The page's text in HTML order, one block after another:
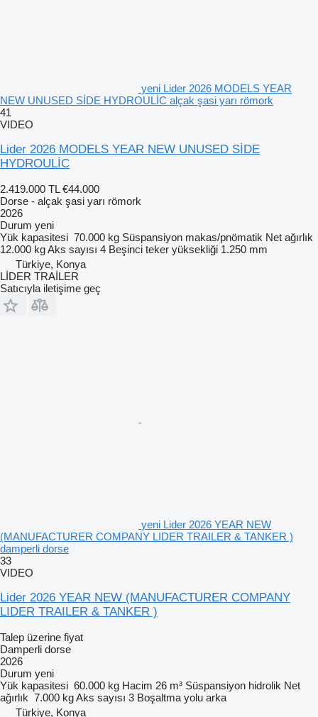
yeni Lider 2026 MODELS YEAR
NEW UNUSED SİDE HYDROULİC alçak şasi yarı römork
41
VIDEO
Lider 2026 MODELS YEAR NEW UNUSED SİDE
HYDROULİC
2.419.000 TL €44.000
Dorse - alçak şasi yarı römork
2026
Durum yeni
Yük kapasitesi 70.000 kg Süspansiyon makas/pnömatik Net ağırlık
12.000 kgAks sayısı 4 Beşinci teker yüksekliği 1.250 mm
Türkiye, Konya
LİDER TRAİLER
Satıcıyla iletişime geç
yeni Lider 2026 YEAR NEW
(MANUFACTURER COMPANY LIDER TRAILER & TANKER )
damperli dorse
33
VIDEO
Lider 2026 YEAR NEW (MANUFACTURER COMPANY
LIDER TRAILER & TANKER )
Talep üzerine fiyat
Damperli dorse
2026
Durum yeni
Yük kapasitesi 60.000 kg Hacim 26 m³ Süspansiyon hidrolik Net
ağırlık 7.000 kgAks sayısı 3 Boşaltma yolu arka
Türkiye, Konya